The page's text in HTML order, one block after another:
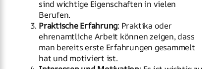
sind wichtige Eigenschaften in vielen
Berufen.
Praktische Erfahrung: Praktika oder
ehrenamtliche Arbeit können zeigen, dass
man bereits erste Erfahrungen gesammelt
hat und motiviert ist.